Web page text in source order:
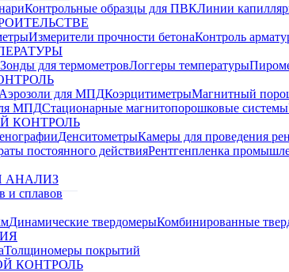
Контрольные образцы для ПВКЛинии
Измерители прочности бетонаКонтроль
Зонды для термометровЛоггеры температуры
для МПДКоэрцитиметрыМагнитный
МПДСтационарные магнитопорошковые системы
КОНТРОЛЬ
ДенситометрыКамеры для проведения
постоянного действияРентгенпленка
АНАЛИЗ
и сплавов
Динамические твердомерыКомбинированные
Толщиномеры покрытий
КОНТРОЛЬ